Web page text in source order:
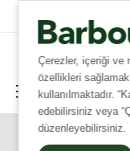
Çerezler, içeriği ve
özellikleri
kullanılmaktadır.
edebilirsiniz veya
düzenleyebilirsiniz.